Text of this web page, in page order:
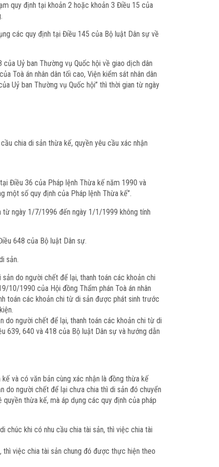
quy định tại khoản 2 hoặc khoản 3 Điều 15 của
các quy định tại Điều 145 của Bộ luật Dân sự về
Uỷ ban Thường vụ Quốc hội về giao dịch dân
án nhân dân tối cao, Viện kiểm sát nhân dân
Uỷ ban Thường vụ Quốc hội” thì thời gian từ ngày
chia di sản thừa kế, quyền yêu cầu xác nhận
Điều 36 của Pháp lệnh Thừa kế năm 1990 và
một số quy định của Pháp lệnh Thừa kế”.
từ ngày 1/7/1996 đến ngày 1/1/1999 không tính
648 của Bộ luật Dân sự.
sản.
do người chết để lại, thanh toán các khoản chi
10/1990 của Hội đồng Thẩm phán Toà án nhân
toán các khoản chi từ di sản được phát sinh trước
người chết để lại, thanh toán các khoản chi từ di
639, 640 và 418 của Bộ luật Dân sự và hướng dẫn
và có văn bản cùng xác nhận là đồng thừa kế
do người chết để lại chưa chia thì di sản đó chuyển
thừa kế, mà áp dụng các quy định của pháp
chúc khi có nhu cầu chia tài sản, thì việc chia tài
việc chia tài sản chung đó được thực hiện theo